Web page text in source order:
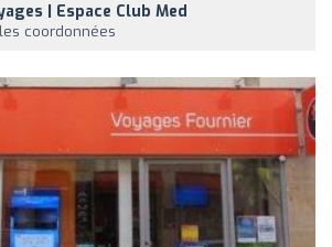
| Espace Club Med
coordonnées